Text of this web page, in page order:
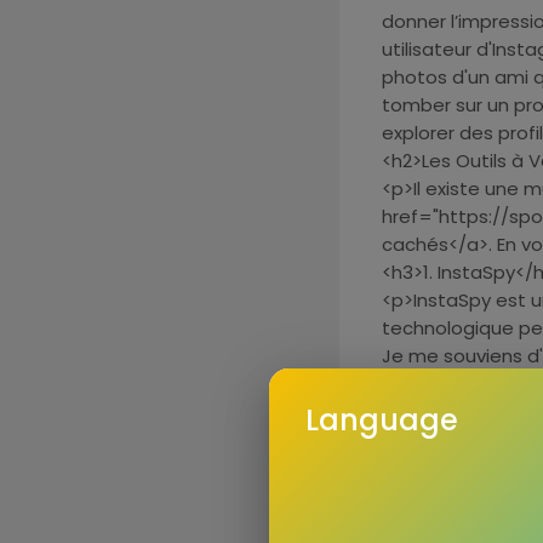
donner
utilisateur
photos d'un ami
tomber sur un
explorer des
<h2>Les Outils à
<p>Il existe une
href="https://
cachés</a>. En
<h3>1. InstaSpy</
<p>InstaSpy est
technologique
Je me souviens
que je n'aurais
<h3>2. Private
apprécié pour
pour accéder
Language